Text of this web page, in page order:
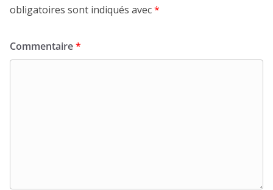
obligatoires sont indiqués avec*
Commentaire*